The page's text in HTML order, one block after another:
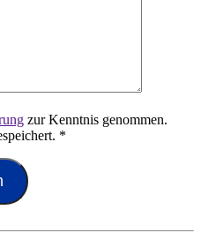
zur Kenntnis genommen.
*